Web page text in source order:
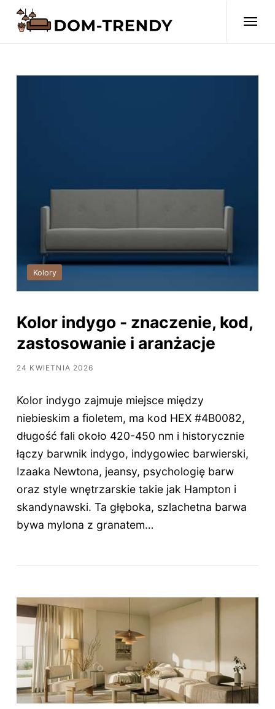
Kolory
Kolor indygo - znaczenie, kod,
zastosowanie i aranżacje
24 KWIETNIA 2026
Kolor indygo zajmuje miejsce między
niebieskim a fioletem, ma kod HEX #4B0082,
długość fali około 420-450 nm i historycznie
łączy barwnik indygo, indygowiec barwierski,
Izaaka Newtona, jeansy, psychologię barw
oraz style wnętrzarskie takie jak Hampton i
skandynawski. Ta głęboka, szlachetna barwa
bywa mylona z granatem…